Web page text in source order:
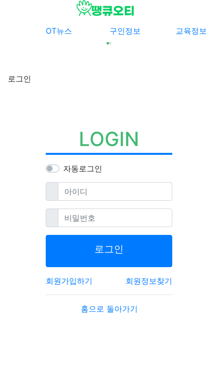
OT뉴스 구인정보 교육정보
로그인
LOGIN
자동로그인
아이디필수
비밀번호필수
로그인
회원가입하기 회원정보찾기
홈으로 돌아가기